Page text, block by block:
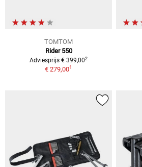
TOMTOM
Rider 550
Adviesprijs € 399,002
€ 279,001